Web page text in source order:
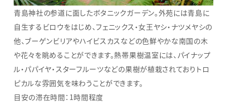
青島神社の参道に面したボタニックガーデン。外苑には青島に
自生するビロウをはじめ、フェニックス・女王ヤシ・ナツメヤシの
他、ブーゲンビリアやハイビスカスなどの色鮮やかな南国の木
や花々を眺めることができます。熱帯果樹温室には、パイナップ
ル・パパイヤ・スターフルーツなどの果樹が植栽されておりトロ
ピカルな雰囲気を味わうことができます。
目安の滞在時間：1時間程度